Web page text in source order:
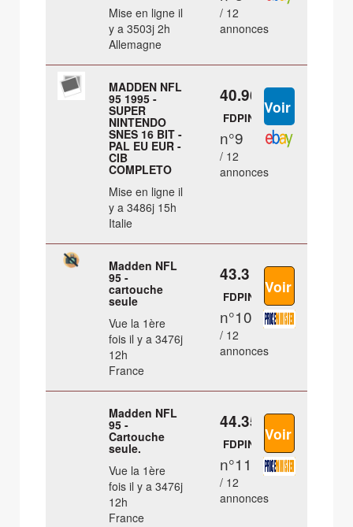
Mise en ligne il
y a 3503j 2h
Allemagne
/ 12
annonces
MADDEN NFL
95 1995 -
SUPER
NINTENDO
SNES 16 BIT -
PAL EU EUR -
CIB
COMPLETO
Mise en ligne il
y a 3486j 15h
Italie
40.96 €
FDPIN
n°9
/ 12
annonces
Madden NFL
95 -
cartouche
seule
Vue la 1ère
fois il y a 3476j
12h
France
43.3 €
FDPIN
n°10
/ 12
annonces
Madden NFL
95 -
Cartouche
seule.
Vue la 1ère
fois il y a 3476j
12h
France
44.35 €
FDPIN
n°11
/ 12
annonces